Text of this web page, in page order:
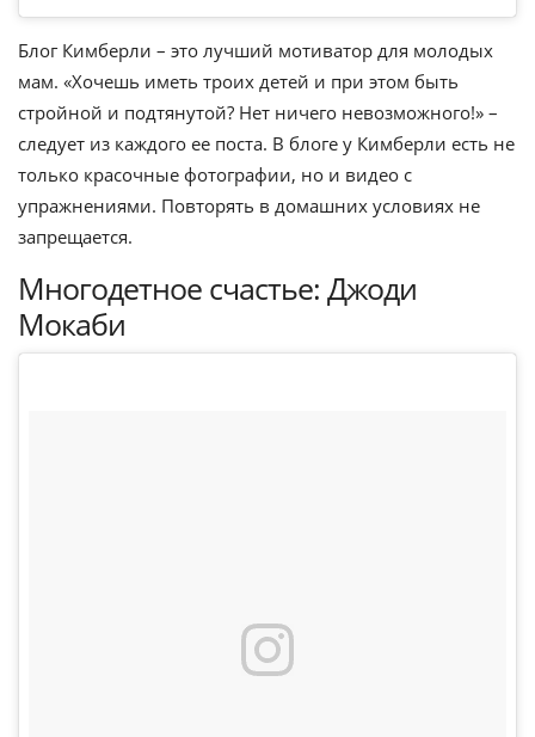
Блог Кимберли – это лучший мотиватор для молодых
мам. «Хочешь иметь троих детей и при этом быть
стройной и подтянутой? Нет ничего невозможного!» –
следует из каждого ее поста. В блоге у Кимберли есть не
только красочные фотографии, но и видео с
упражнениями. Повторять в домашних условиях не
запрещается.
Многодетное счастье: Джоди
Мокаби